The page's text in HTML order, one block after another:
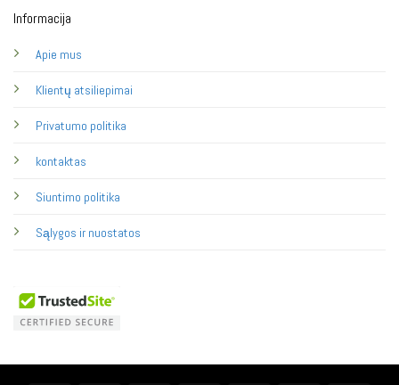
Informacija
Apie mus
Klientų atsiliepimai
Privatumo politika
kontaktas
Siuntimo politika
Sąlygos ir nuostatos